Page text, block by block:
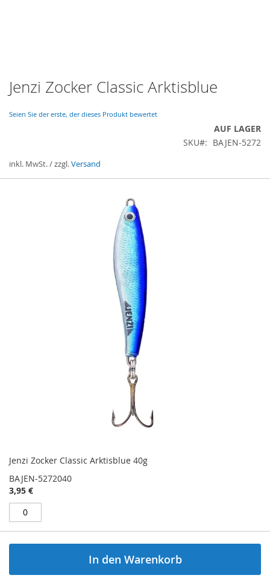
Zum
Anfang
Bildergalerie
Jenzi Zocker Classic Arktisblue
Seien Sie der erste, der dieses Produkt bewertet
AUF LAGER
SKU
BAJEN-5272
inkl. MwSt. / zzgl.Versand
Jenzi Zocker Classic Arktisblue 40g
BAJEN-5272040
3,95 €
In den Warenkorb